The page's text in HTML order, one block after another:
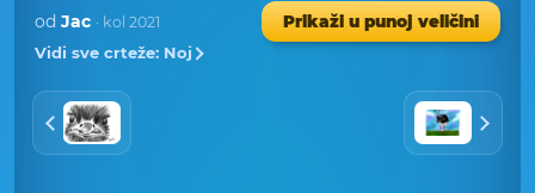
od Jac · kol 2021
Prikaži u punoj veličini
Vidi sve crteže: Noj